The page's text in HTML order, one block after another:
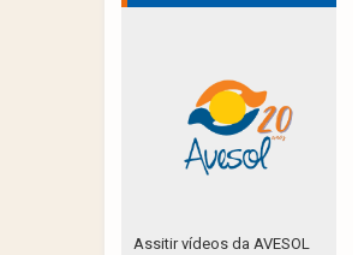
Assitir vídeos da AVESOL